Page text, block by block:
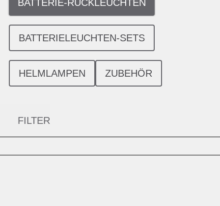
BATTERIE-RÜCKLEUCHTEN
BATTERIELEUCHTEN-SETS
HELMLAMPEN ZUBEHÖR
FILTER